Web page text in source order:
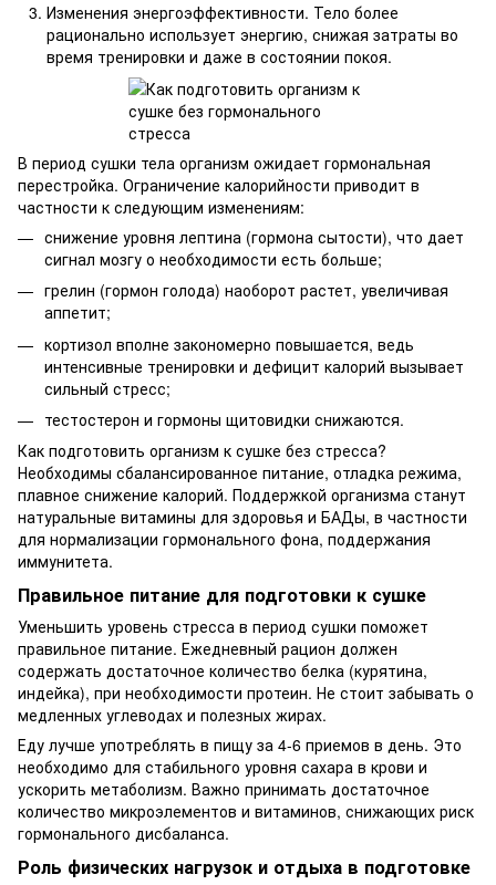
Изменения энергоэффективности. Тело более
рационально использует энергию, снижая затраты во
время тренировки и даже в состоянии покоя.
В период сушки тела организм ожидает гормональная
перестройка. Ограничение калорийности приводит в
частности к следующим изменениям:
снижение уровня лептина (гормона сытости), что дает
сигнал мозгу о необходимости есть больше;
грелин (гормон голода) наоборот растет, увеличивая
аппетит;
кортизол вполне закономерно повышается, ведь
интенсивные тренировки и дефицит калорий вызывает
сильный стресс;
тестостерон и гормоны щитовидки снижаются.
Как подготовить организм к сушке без стресса?
Необходимы сбалансированное питание, отладка режима,
плавное снижение калорий. Поддержкой организма станут
натуральные витамины для здоровья и БАДы, в частности
для нормализации гормонального фона, поддержания
иммунитета.
Правильное питание для подготовки к сушке
Уменьшить уровень стресса в период сушки поможет
правильное питание. Ежедневный рацион должен
содержать достаточное количество белка (курятина,
индейка), при необходимости протеин. Не стоит забывать о
медленных углеводах и полезных жирах.
Еду лучше употреблять в пищу за 4-6 приемов в день. Это
необходимо для стабильного уровня сахара в крови и
ускорить метаболизм. Важно принимать достаточное
количество микроэлементов и витаминов, снижающих риск
гормонального дисбаланса.
Роль физических нагрузок и отдыха в подготовке